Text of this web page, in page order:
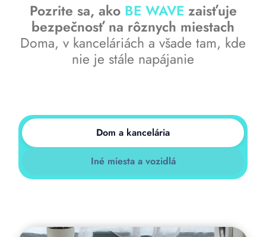
Pozrite sa, ako BE WAVE zaisťuje
bezpečnosť na rôznych miestach
Doma, v kanceláriách a všade tam, kde
nie je stále napájanie
Dom a kancelária
Iné miesta a vozidlá